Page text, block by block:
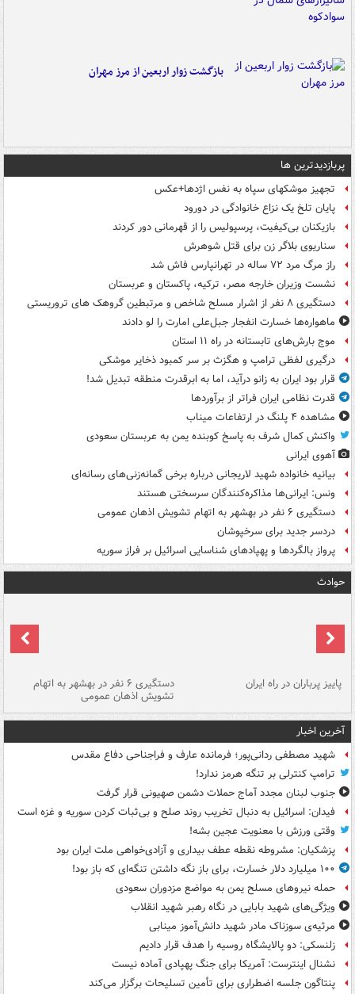
بازگشت زوار اربعین از مرز مهران
پربازدیدترین ها
تجهیز موشکهای سپاه به نفس اژدها+عکس
پایان تلخ یک نزاع خانوادگی در دورود
بازیکنان بی‌کیفیت، پرسپولیس را از قهرمانی دور کردند
سناریوی بلاگر زن برای قتل شوهرش
راز مرگ مرد ۷۲ ساله در تهرانپارس فاش شد
نشست وزیران خارجه مصر، ترکیه، پاکستان و عربستان
دستگیری ۸ نفر از اشرار مسلح شاخص و مرتبطین گروهک های تروریستی
ماهواره‌ها خسارت انفجار جبل‌علی امارت را لو دادند
موج بارش‌های تابستانه در راه ۱۱ استان
درگیری لفظی ترامپ و هگزث بر سر کمبود ذخایر موشکی
قرار بود ایران به زانو درآید، اما به ابرقدرت منطقه تبدیل شد!
قدرت نظامی ایران فراتر از برآوردها
مشاهده ۴ پلنگ در ارتفاعات میناب
واکنش کمال شرف به پاسخ کوبنده یمن به عربستان سعودی
آهوی ایرانی
بیانیه خانواده شهید لاریجانی درباره برخی گمانه‌زنی‌های رسانه‌ای
ونس: ایرانی‌ها مذاکره‌کنندگان سرسختی هستند
دستگیری ۶ نفر در بهشهر به اتهام تشویش اذهان عمومی
دردسر جدید برای سرخپوشان
پرواز بالگردها و پهپادهای شناسایی اسرائیل بر فراز سوریه
حوادث
پاییز پرباران در راه ایران دستگیری ۶ نفر در بهشهر به اتهام
تشویش اذهان عمومی
آخرین اخبار
شهید مصطفی ردانی‌پور؛ فرمانده عارف و فراجناحی دفاع مقدس
ترامپ کنترلی بر تنگه هرمز ندارد!
جنوب لبنان مجدد آماج حملات دشمن صهیونی قرار گرفت
فیدان: اسرائیل به دنبال تخریب روند صلح و بی‌ثبات کردن سوریه و غزه است
وقتی ورزش با معنویت عجین بشه!
پزشکیان: مشروطه نقطه عطف بیداری و آزادی‌خواهی ملت ایران بود
۱۰۰ میلیارد دلار خسارت، برای باز نگه داشتن تنگه‌ای که باز بود!
حمله نیروهای مسلح یمن به مواضع مزدوران سعودی
ویژگی‌های شهید بابایی در نگاه رهبر شهید انقلاب
مرثیه‌ی سوزناک مادر شهید دانش‌آموز مینابی
زلنسکی: دو پالایشگاه روسیه را هدف قرار دادیم
نشنال اینترست: آمریکا برای جنگ پهپادی آماده نیست
پنتاگون جلسه اضطراری برای تأمین تسلیحات برگزار می‌کند